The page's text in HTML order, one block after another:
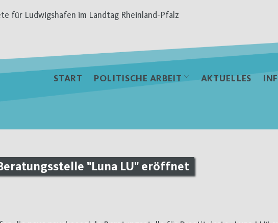
für Ludwigshafen im Landtag Rheinland-Pfalz
START POLITISCHE ARBEIT AKTUELLES
"Luna LU" eröffnet